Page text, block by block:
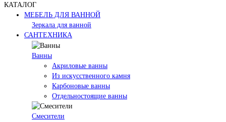
КАТАЛОГ
МЕБЕЛЬ ДЛЯ ВАННОЙ
Зеркала для ванной
САНТЕХНИКА
Ванны
Акриловые ванны
Из искусственного камня
Карбоновые ванны
Отдельностоящие ванны
Смесители